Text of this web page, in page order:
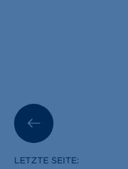
LETZTE SEITE: